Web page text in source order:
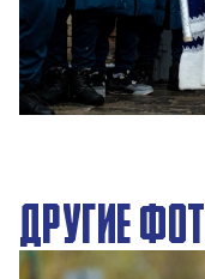
Новогодний
27 ДЕКАБРЯ 2025
ДРУГИЕ